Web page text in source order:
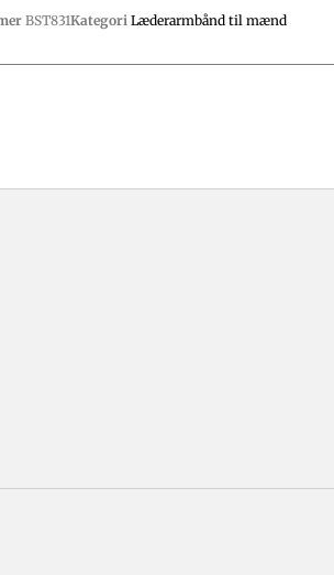
BST831Kategori Læderarmbånd til mænd